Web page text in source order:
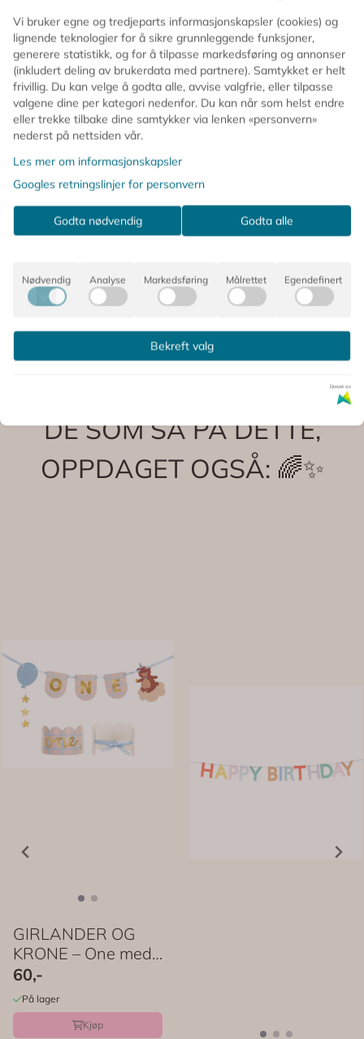
detaljene gir borddekkingen et rolig og elegant uttrykk
✨
💙 Lyseblå servietter med sløyfemotiv
🎀 Bølget kant for et romantisk preg
🌸 Perfekte til babyshower, dåp eller bursdag
📏 Størrelse utbrettet: ca. 33 x 33 cm
📦 12 stk i pakken
Kommentarer
Produsent
DE SOM SÅ PÅ DETTE,
OPPDAGET OGSÅ: 🌈✨
GIRLANDER OG
KRONE – One med
bamse – PartyDeco
60,-
På lager
Kjøp
Vi bruker egne og tredjeparts informasjonskapsler (cookies) og
lignende teknologier for å sikre grunnleggende funksjoner,
generere statistikk, og for å tilpasse markedsføring og annonser
(inkludert deling av brukerdata med partnere). Samtykket er helt
frivillig. Du kan velge å godta alle, avvise valgfrie, eller tilpasse
valgene dine per kategori nedenfor. Du kan når som helst endre
eller trekke tilbake dine samtykker via lenken «personvern»
nederst på nettsiden vår.
Les mer om informasjonskapsler
Googles retningslinjer for personvern
Godta nødvendig Godta alle
Nødvendig Analyse Markedsføring Målrettet Egendefinert
Bekreft valg
Drevet av